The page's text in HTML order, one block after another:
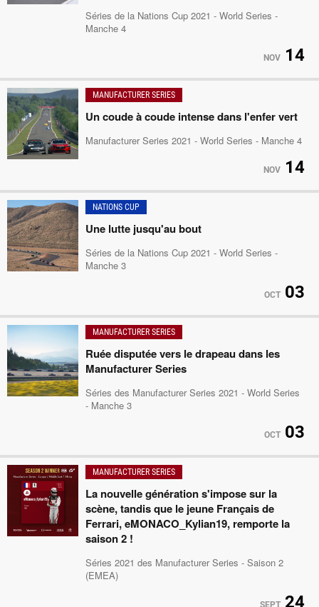
Séries de la Nations Cup 2021 - World Series -
Manche 4
NOV 14
MANUFACTURER SERIES
Un coude à coude intense dans l'enfer vert
Manufacturer Series 2021 - World Series - Manche 4
NOV 14
NATIONS CUP
Une lutte jusqu'au bout
Séries de la Nations Cup 2021 - World Series -
Manche 3
OCT 03
MANUFACTURER SERIES
Ruée disputée vers le drapeau dans les
Manufacturer Series
Séries des Manufacturer Series 2021 - World Series
- Manche 3
OCT 03
MANUFACTURER SERIES
La nouvelle génération s'impose sur la
scène, tandis que le jeune Français de
Ferrari, eMONACO_Kylian19, remporte la
saison 2 !
Séries 2021 des Manufacturer Series - Saison 2
(EMEA)
SEPT 24